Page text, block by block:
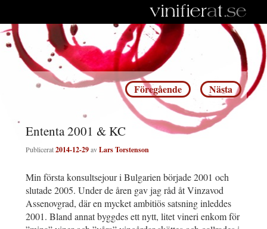
Inläggsnavigering
Föregående Nästa
Ententa 2001 & KC
Publicerat2014-12-29avLars Torstenson
Min första konsultsejour i Bulgarien började 2001 och
slutade 2005. Under de åren gav jag råd åt Vinzavod
Assenovgrad, där en mycket ambitiös satsning inleddes
2001. Bland annat byggdes ett nytt, litet vineri enkom för